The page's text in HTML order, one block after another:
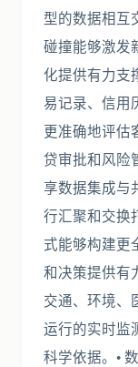
型的数据相互
碰撞能够激发
化提供有力支
易记录、信用
更准确地评估
贷审批和风险
享数据集成与
行汇聚和交换
式能够构建更
和决策提供有
交通、环境、
运行的实时监
科学依据。•